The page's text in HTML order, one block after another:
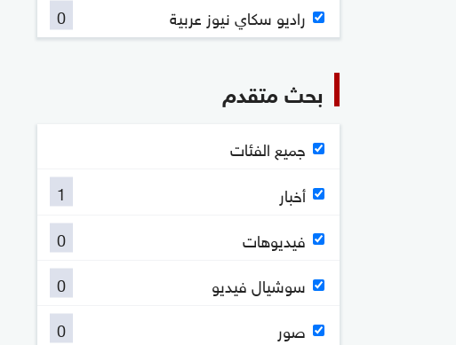
راديو سكاي نيوز عربية
0
بحث متقدم
جميع الفئات
أخبار
1
فيديوهات
0
سوشيال فيديو
0
صور
0